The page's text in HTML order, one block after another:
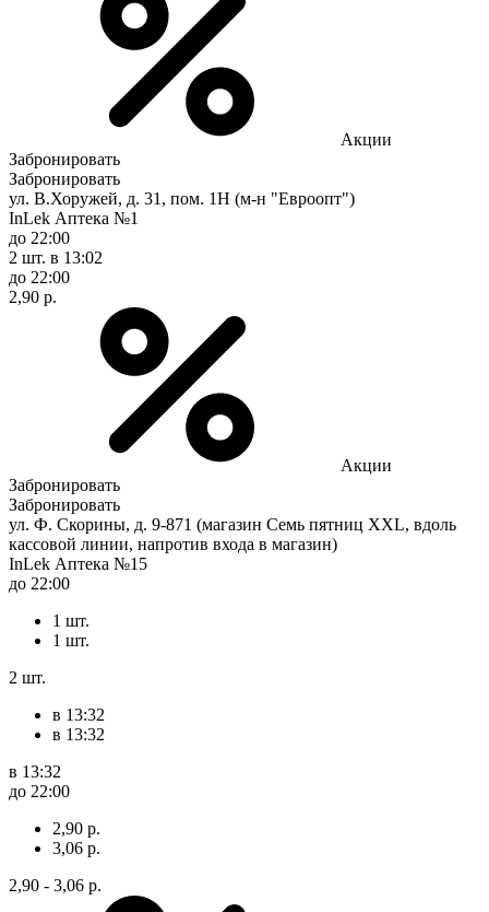
Акции
Забронировать
Забронировать
ул. В.Хоружей, д. 31, пом. 1Н (м-н "Евроопт")
InLek Аптека №1
до 22:00
2 шт. в 13:02
до 22:00
2,90 р.
Акции
Забронировать
Забронировать
ул. Ф. Скорины, д. 9-871 (магазин Семь пятниц XXL, вдоль
кассовой линии, напротив входа в магазин)
InLek Аптека №15
до 22:00
1 шт.
1 шт.
2 шт.
в 13:32
в 13:32
в 13:32
до 22:00
2,90 р.
3,06 р.
2,90 - 3,06 р.